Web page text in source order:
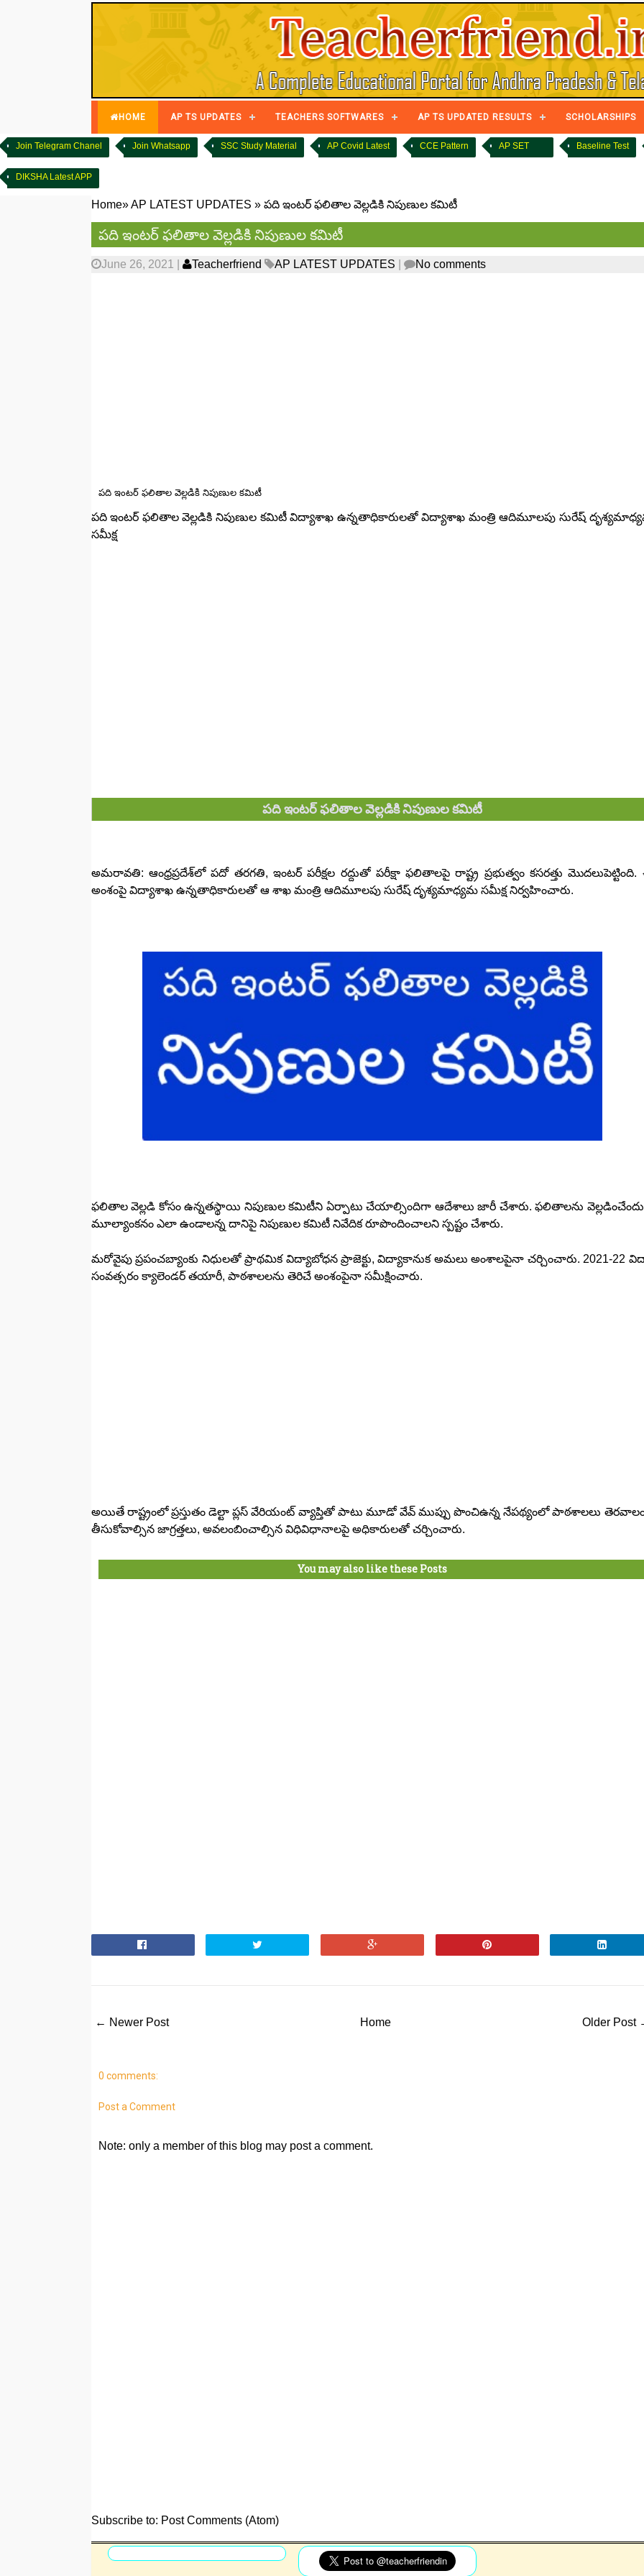
HOME AP TS UPDATES TEACHERS SOFTWARES AP TS UPDATED RESULTS SCHOLARSHIPS
Join Telegram Chanel Join Whatsapp SSC Study Material AP Covid Latest CCE Pattern AP SET Baseline Test
DIKSHA Latest APP
Home»AP LATEST UPDATES » పది ఇంటర్ ఫలితాల వెల్లడికి నిపుణుల కమిటీ
పది ఇంటర్ ఫలితాల వెల్లడికి నిపుణుల కమిటీ
June 26, 2021 Teacherfriend AP LATEST UPDATES No comments
పది ఇంటర్ ఫలితాల వెల్లడికి నిపుణుల కమిటీ
పది ఇంటర్ ఫలితాల వెల్లడికి నిపుణుల కమిటీ విద్యాశాఖ ఉన్నతాధికారులతో విద్యాశాఖ మంత్రి ఆదిమూలపు సురేష్
సమీక్ష
పది ఇంటర్ ఫలితాల వెల్లడికి నిపుణుల కమిటీ
అమరావతి: ఆంధ్రప్రదేశ్‌లో పదో తరగతి, ఇంటర్ పరీక్షల రద్దుతో పరీక్షా ఫలితాలపై రాష్ట్ర ప్రభుత్వం కసరత్తు
అంశంపై విద్యాశాఖ ఉన్నతాధికారులతో ఆ శాఖ మంత్రి ఆదిమూలపు సురేష్ దృశ్యమాధ్యమ సమీక్ష నిర్వహించారు.
ఫలితాల వెల్లడి కోసం ఉన్నతస్థాయి నిపుణుల కమిటీని ఏర్పాటు చేయాల్సిందిగా ఆదేశాలు జారీ చేశారు. ఫలితాలను
మూల్యాంకనం ఎలా ఉండాలన్న దానిపై నిపుణుల కమిటీ నివేదిక రూపొందించాలని స్పష్టం చేశారు.
మరోవైపు ప్రపంచబ్యాంకు నిధులతో ప్రాథమిక విద్యాబోధన ప్రాజెక్టు, విద్యాకానుక అమలు అంశాలపైనా చర్చించారు. 2021-22
సంవత్సరం క్యాలెండర్ తయారీ, పాఠశాలలను తెరిచే అంశంపైనా సమీక్షించారు.
అయితే రాష్ట్రంలో ప్రస్తుతం డెల్టా ప్లస్ వేరియంట్ వ్యాప్తితో పాటు మూడో వేవ్ ముప్పు పొంచిఉన్న నేపథ్యంలో పాఠశాలలు
తీసుకోవాల్సిన జాగ్రత్తలు, అవలంబించాల్సిన విధివిధానాలపై అధికారులతో చర్చించారు.
You may also like these Posts
← Newer Post Older Post
Home
0 comments:
Post a Comment
Note: only a member of this blog may post a comment.
Subscribe to: Post Comments (Atom)